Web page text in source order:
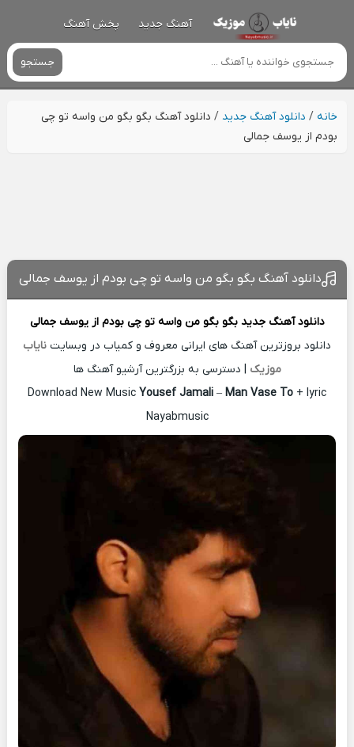
آهنگ جدید پخش آهنگ
جستجو
خانه/ دانلود آهنگ جدید / دانلود آهنگ بگو بگو من واسه تو چی
بودم از یوسف جمالی
دانلود آهنگ بگو بگو من واسه تو چی بودم از یوسف جمالی
دانلود آهنگ جدید بگو بگو من واسه تو چی بودم ازیوسف جمالی
دانلود بروزترین آهنگ های ایرانی معروف و کمیاب در وبسایت نایاب
موزیک | دسترسی به بزرگترین آرشیو آهنگ ها
Download New Music Yousef Jamali – Man Vase To + lyric
Nayabmusic